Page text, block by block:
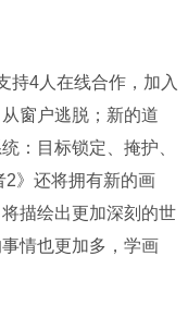
持4人在线合作，加入
窗户逃脱；新的道
：目标锁定、掩护、
2》还将拥有新的画
描绘出更加深刻的世
情也更加多，学画